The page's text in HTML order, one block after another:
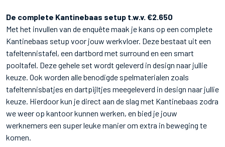
De complete Kantinebaas setup t.w.v. €2.650
Met het invullen van de enquête maak je kans op een complete
Kantinebaas setup voor jouw werkvloer. Deze bestaat uit een
tafeltennistafel, een dartbord met surround en een smart
pooltafel. Deze gehele set wordt geleverd in design naar jullie
keuze. Ook worden alle benodigde spelmaterialen zoals
tafeltennisbatjes en dartpijltjes meegeleverd in design naar jullie
keuze. Hierdoor kun je direct aan de slag met Kantinebaas zodra
we weer op kantoor kunnen werken, en bied je jouw
werknemers een super leuke manier om extra in beweging te
komen.